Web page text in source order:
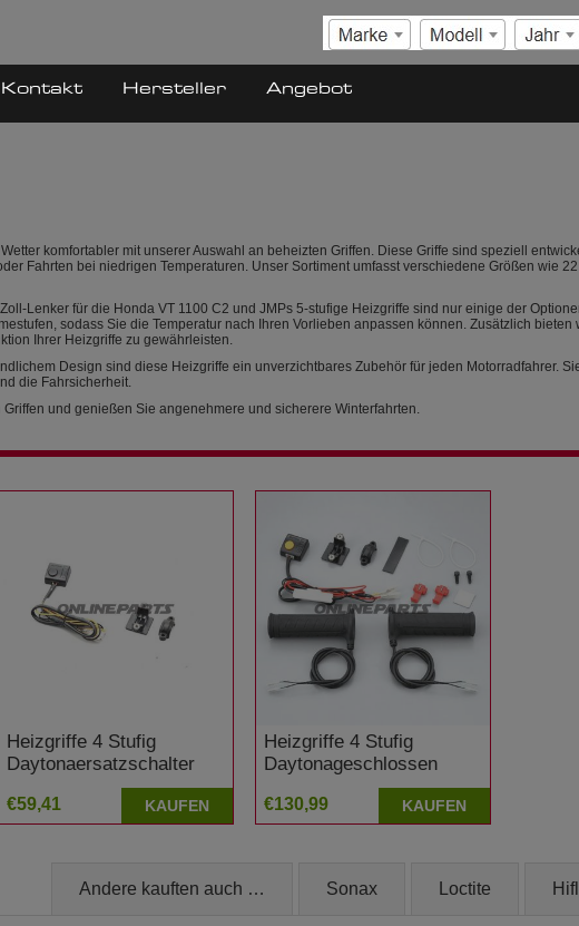
Kontakt Hersteller Angebot
komfortabler mit unserer Auswahl an beheizten Griffen. Diese Griffe sind speziell
Fahrten bei niedrigen Temperaturen. Unser Sortiment umfasst verschiedene Größen wie
Lenker für die Honda VT 1100 C2 und JMPs 5-stufige Heizgriffe sind nur einige der
sodass Sie die Temperatur nach Ihren Vorlieben anpassen können. Zusätzlich bieten
Ihrer Heizgriffe zu gewährleisten.
Design sind diese Heizgriffe ein unverzichtbares Zubehör für jeden Motorradfahrer.
die Fahrsicherheit.
und genießen Sie angenehmere und sicherere Winterfahrten.
Heizgriffe 4 Stufig
Daytonaersatzschalter
€59,41 KAUFEN
Heizgriffe 4 Stufig
Daytonageschlossen
1Zoll Suzuki VZ 800
Marauder
€130,99 KAUFEN
Andere kauften auch … Sonax Loctite